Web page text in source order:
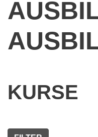
KURSE